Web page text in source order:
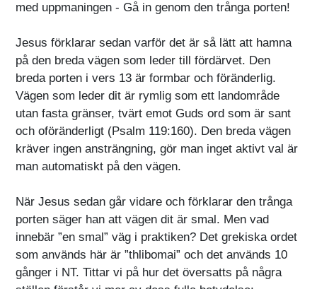
med uppmaningen - Gå in genom den trånga porten!
Jesus förklarar sedan varför det är så lätt att hamna
på den breda vägen som leder till fördärvet. Den
breda porten i vers 13 är formbar och föränderlig.
Vägen som leder dit är rymlig som ett landområde
utan fasta gränser, tvärt emot Guds ord som är sant
och oföränderligt (Psalm 119:160). Den breda vägen
kräver ingen ansträngning, gör man inget aktivt val är
man automatiskt på den vägen.
När Jesus sedan går vidare och förklarar den trånga
porten säger han att vägen dit är smal. Men vad
innebär ”en smal” väg i praktiken? Det grekiska ordet
som används här är ”thlibomai” och det används 10
gånger i NT. Tittar vi på hur det översatts på några